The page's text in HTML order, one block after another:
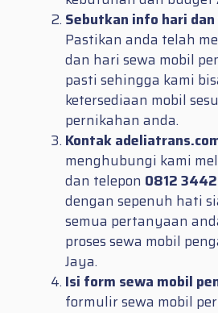
Sebutkan info hari
Pastikan anda telah
dan hari sewa mobil
pasti sehingga kami
ketersediaan mobil
pernikahan anda.
Kontak
menghubungi kami
dan telepon 0812
dengan sepenuh hati
semua pertanyaan
proses sewa mobil
Jaya.
Isi form sewa mobil
formulir sewa mobil